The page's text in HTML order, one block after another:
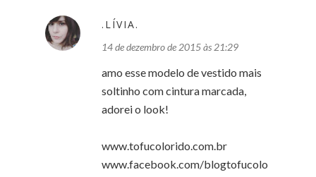
.LÍVIA.
14 de dezembro de 2015 às 21:29
amo esse modelo de vestido mais
soltinho com cintura marcada,
adorei o look!
www.tofucolorido.com.br
www.facebook.com/blogtofucolo